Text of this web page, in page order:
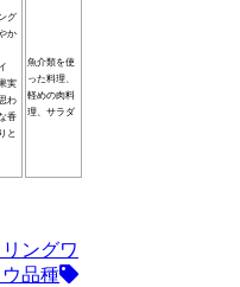
グ
か
実
わ
香
と
魚介類を使
った料理、
軽めの肉料
理、サラダ
ングワ
品種